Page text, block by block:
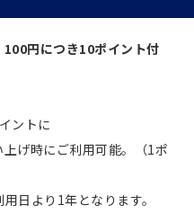
円につき10ポイント付
ントに
げ時にご利用可能。（1ポ
日より1年となります。